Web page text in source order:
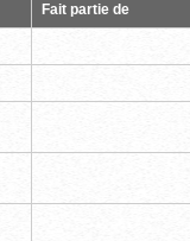
Fait partie de